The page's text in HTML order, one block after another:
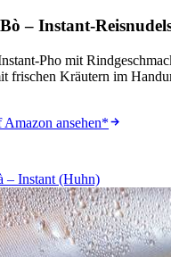
– Instant-
Pho mit
frischen Kräutern im
Amazon ansehen*
– Instant (Huhn)